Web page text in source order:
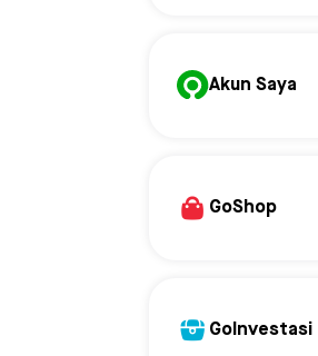
Akun Saya
GoShop
GoInvestasi